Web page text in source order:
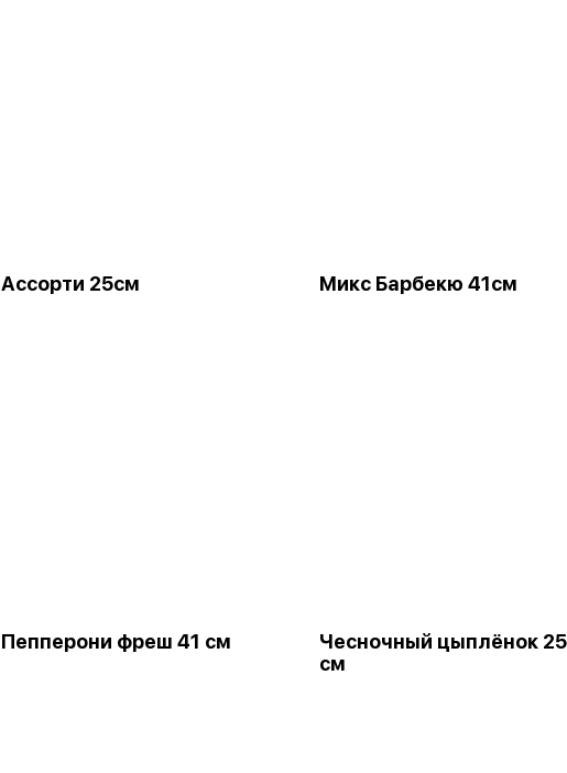
Ассорти 25см Микс Барбекю 41см
Пепперони фреш 41 см
Чесночный цыплёнок 25
см